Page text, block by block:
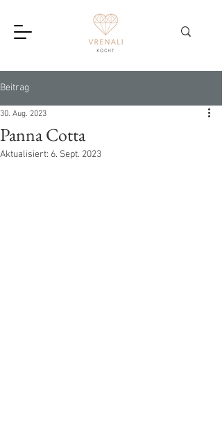
Beitrag
Panna Cotta
30. Aug. 2023
Aktualisiert: 6. Sept. 2023